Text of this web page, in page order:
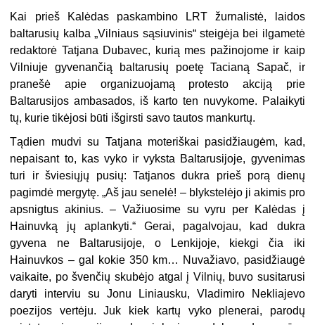
Kai prieš Kalėdas paskambino LRT žurnalistė, laidos
baltarusių kalba „Vilniaus sąsiuvinis“ steigėja bei ilgametė
redaktorė Tatjana Dubavec, kurią mes pažinojome ir kaip
Vilniuje gyvenančią baltarusių poetę Tacianą Sapač, ir
pranešė apie organizuojamą protesto akciją prie
Baltarusijos ambasados, iš karto ten nuvykome. Palaikyti
tų, kurie tikėjosi būti išgirsti savo tautos mankurtų.
Tądien mudvi su Tatjana moteriškai pasidžiaugėm, kad,
nepaisant to, kas vyko ir vyksta Baltarusijoje, gyvenimas
turi ir šviesiųjų pusių: Tatjanos dukra prieš porą dienų
pagimdė mergytę. „Aš jau senelė! – blykstelėjo ji akimis pro
apsnigtus akinius. – Važiuosime su vyru per Kalėdas į
Hainuvką jų aplankyti.“ Gerai, pagalvojau, kad dukra
gyvena ne Baltarusijoje, o Lenkijoje, kiekgi čia iki
Hainuvkos – gal kokie 350 km… Nuvažiavo, pasidžiaugė
vaikaite, po švenčių skubėjo atgal į Vilnių, buvo susitarusi
daryti interviu su Jonu Liniausku, Vladimiro Nekliajevo
poezijos vertėju. Juk kiek kartų vyko plenerai, parodų